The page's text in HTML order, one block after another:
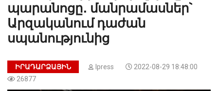
պարանոցը․ մանրամասներ`
Արզականում դաժան
սպանությունից
ԻՐԱԴԱՐՁԱՅԻՆ Ipress
2022-08-29 18:48:00
26877